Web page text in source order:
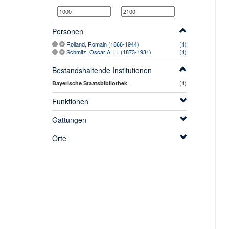
Personen
Rolland, Romain (1866-1944)
(1)
Schmitz, Oscar A. H. (1873-1931)
(1)
Bestandshaltende Institutionen
Bayerische Staatsbibliothek (1)
Funktionen
Gattungen
Orte